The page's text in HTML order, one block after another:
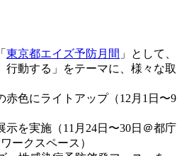
東京都エイズ予防月間 」として、
行動する」をテーマに、様々な取
赤色にライトアップ（12月1日〜9
示を実施（11月24日〜30日＠都庁
ークスペース）